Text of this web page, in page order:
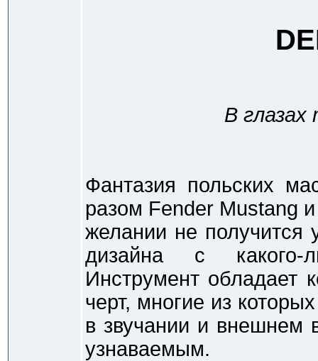
В глазах
Фантазия польских
разом Fender Mustang
желании не получится
дизайна с какого-
Инструмент обладает
черт, многие из
в звучании и внешнем
узнаваемым.